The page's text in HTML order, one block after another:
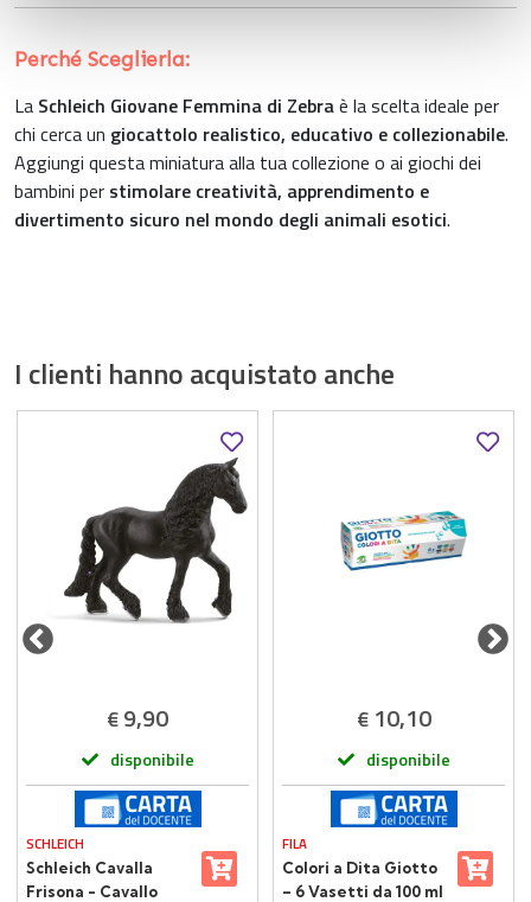
con altre informazioni che ha fornito loro o che hanno
Perché Sceglierla:
La Schleich Giovane Femmina di Zebraè la scelta ideale per
chi cerca un giocattolo realistico, educativo e collezionabile.
Aggiungi questa miniatura alla tua collezione o ai giochi dei
bambini per stimolare creatività, apprendimento e
divertimento sicuro nel mondo degli animali esotici.
I clienti hanno acquistato anche
€9,90
disponibile
SCHLEICH
Schleich Cavalla
Frisona - Cavallo
€ 10,10
disponibile
FILA
Colori a Dita Giotto
– 6 Vasetti da 100 ml